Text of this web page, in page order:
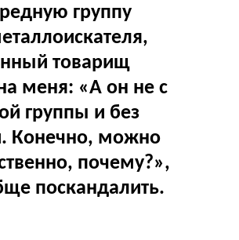
группу
товарищ
меня: «А он не с
группы и без
Конечно, можно
почему?»,
поскандалить.